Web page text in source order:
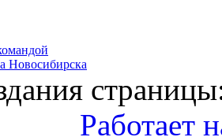
Новосибирска
Работает